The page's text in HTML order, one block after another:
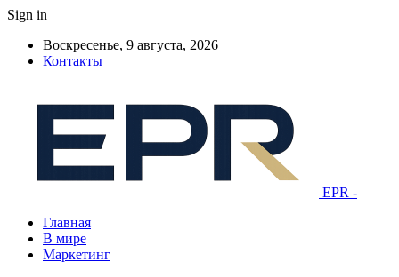
Sign in
Воскресенье, 9 августа, 2026
Контакты
EPR -
Главная
В мире
Маркетинг